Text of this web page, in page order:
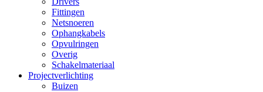
Fittingen
Netsnoeren
Ophangkabels
Opvulringen
Overig
Schakelmateriaal
Projectverlichting
Buizen